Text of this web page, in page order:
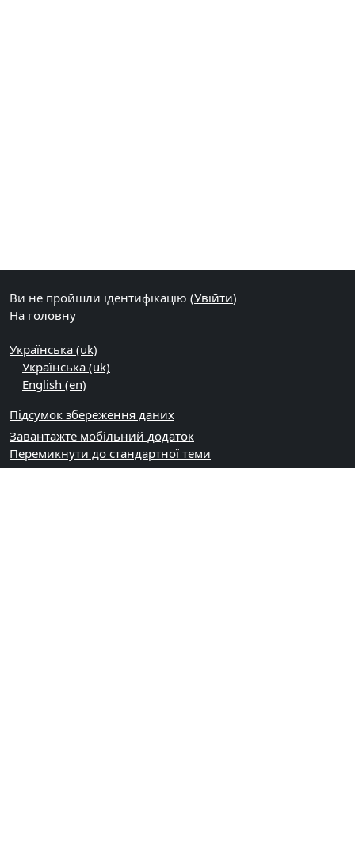
Ви не пройшли ідентифікацію (Увійти)
На головну
Українська ‎(uk)‎
Українська ‎(uk)‎
English ‎(en)‎
Підсумок збереження даних
Завантажте мобільний додаток
Перемикнути до стандартної теми